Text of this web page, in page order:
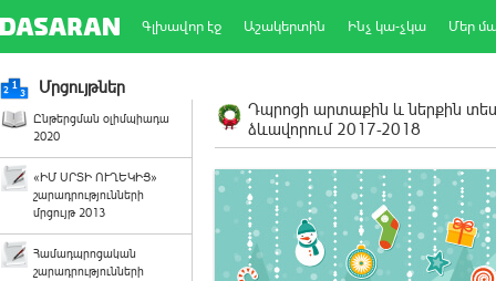
Գլխավոր էջ Աշակերտին Ինչ կա-չկա Մեր
Մրցույթներ
Ընթերցման օլիմպիադա
2020
«ԻՄ ՍՐՏԻ ՈՒՂԵԿԻՑ»
շարադրությունների
մրցույթ 2013
Համադպրոցական
շարադրությունների
Դպրոցի արտաքին և ներքին
ձևավորում 2017-2018